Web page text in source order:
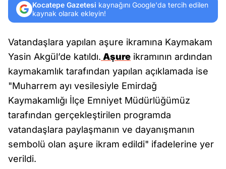
Kocatepe Gazetesi kaynağını Google'da tercih edilen
kaynak olarak ekleyin!
Vatandaşlara yapılan aşure ikramına Kaymakam
Yasin Akgül’de katıldı. Aşure ikramının ardından
kaymakamlık tarafından yapılan açıklamada ise
"Muharrem ayı vesilesiyle Emirdağ
Kaymakamlığı İlçe Emniyet Müdürlüğümüz
tarafından gerçekleştirilen programda
vatandaşlara paylaşmanın ve dayanışmanın
sembolü olan aşure ikram edildi" ifadelerine yer
verildi.